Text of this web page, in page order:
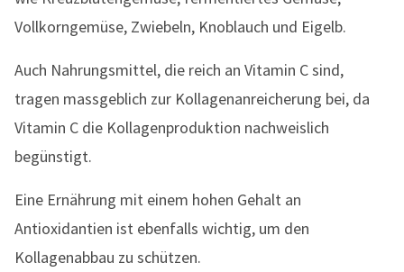
Vollkorngemüse, Zwiebeln, Knoblauch und Eigelb.
Auch Nahrungsmittel, die reich an Vitamin C sind,
tragen massgeblich zur Kollagenanreicherung bei, da
Vitamin C die Kollagenproduktion nachweislich
begünstigt.
Eine Ernährung mit einem hohen Gehalt an
Antioxidantien ist ebenfalls wichtig, um den
Kollagenabbau zu schützen.